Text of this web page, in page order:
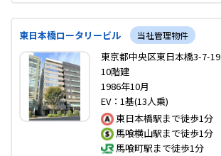
東日本橋ロータリービル 当社管理物件
東京都中央区東日本橋3-7-19
10階建
1986年10月
EV：1基(13人乗)
東日本橋駅まで徒歩1分
馬喰横山駅まで徒歩1分
馬喰町駅まで徒歩1分